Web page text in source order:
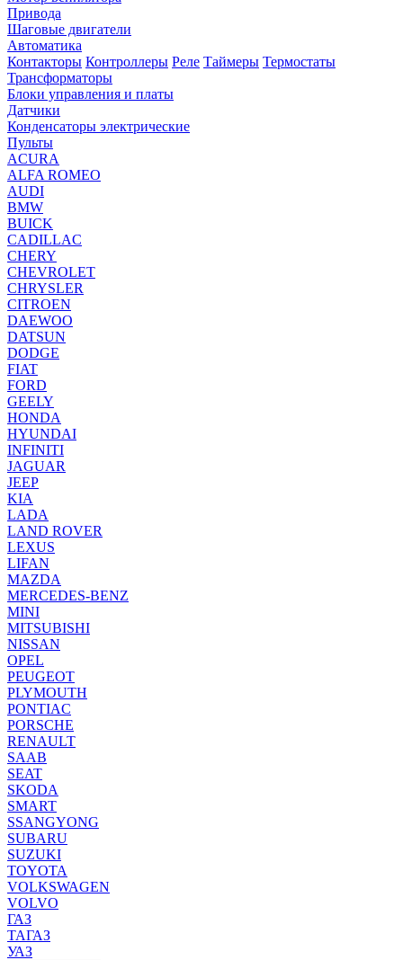
Привода
Шаговые двигатели
Автоматика
Контакторы Контроллеры Реле Таймеры Термостаты
Трансформаторы
Блоки управления и платы
Датчики
Конденсаторы электрические
Пульты
ACURA
ALFA ROMEO
AUDI
BMW
BUICK
CADILLAC
CHERY
CHEVROLET
CHRYSLER
CITROEN
DAEWOO
DATSUN
DODGE
FIAT
FORD
GEELY
HONDA
HYUNDAI
INFINITI
JAGUAR
JEEP
KIA
LADA
LAND ROVER
LEXUS
LIFAN
MAZDA
MERCEDES-BENZ
MINI
MITSUBISHI
NISSAN
OPEL
PEUGEOT
PLYMOUTH
PONTIAC
PORSCHE
RENAULT
SAAB
SEAT
SKODA
SMART
SSANGYONG
SUBARU
SUZUKI
TOYOTA
VOLKSWAGEN
VOLVO
ГАЗ
ТАГАЗ
УАЗ